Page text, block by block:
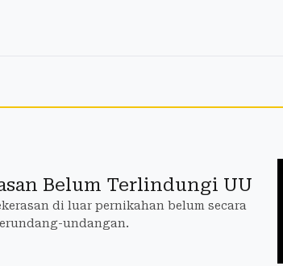
Belum Terlindungi UU
di luar pernikahan belum secara
undangan.